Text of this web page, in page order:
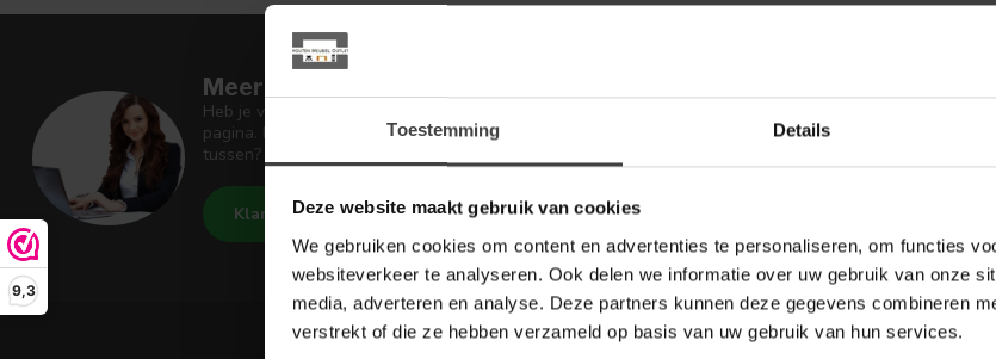
Toestemming Details
Deze website maakt gebruik van cookies
We gebruiken cookies om content en advertenties te personaliseren, om functies
websiteverkeer te analyseren. Ook delen we informatie over uw gebruik van onze
media, adverteren en analyse. Deze partners kunnen deze gegevens combineren
verstrekt of die ze hebben verzameld op basis van uw gebruik van hun services.
9,3
Meer informatie
Heb je vragen over onze artikelen of jouw aankoop? Bekijk dan de klantenservice
pagina. Daar staan antwoorden op veel gestelde vragen. Staat jouw vraag er niet
tussen? Dan staat er ook vermeld hoe je contact met ons kunt opnemen.
Klantenservice De Woon Winkel
Blijf